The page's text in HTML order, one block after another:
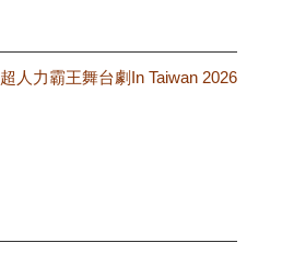
超人力霸王舞台劇In Taiwan 2026